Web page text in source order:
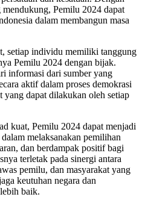
Pemilu 2024 dapat
dalam membangun masa
setiap individu memiliki tanggung
Pemilu 2024 dengan bijak.
informasi dari sumber yang
aktif dalam proses demokrasi
dapat dilakukan oleh setiap
kuat, Pemilu 2024 dapat menjadi
melaksanakan pemilihan
dan berdampak positif bagi
terletak pada sinergi antara
pemilu, dan masyarakat yang
keutuhan negara dan
baik.